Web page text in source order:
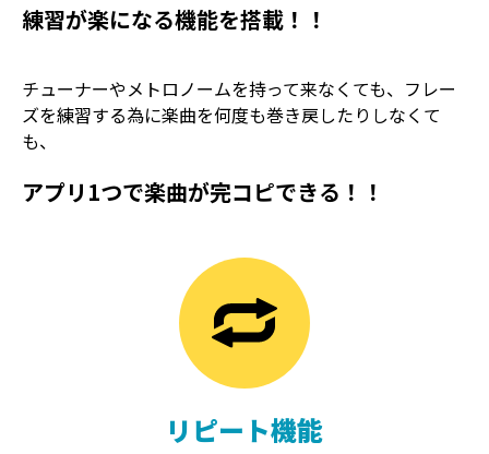
練習が楽になる機能を搭載！！
チューナーやメトロノームを持って来なくても、フレー
ズを練習する為に楽曲を何度も巻き戻したりしなくて
も、
アプリ1つで楽曲が完コピできる！！
リピート機能